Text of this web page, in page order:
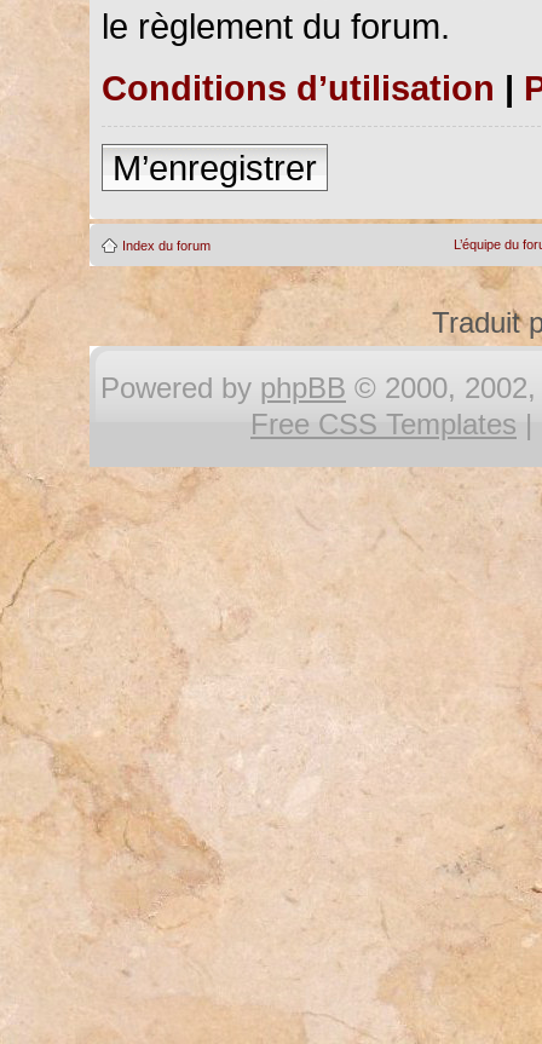
le règlement du forum.
Conditions d’utilisation |
M’enregistrer
Index du forum L’équipe du
Traduit
Powered by phpBB © 2000, 2002,
Free CSS Templates |